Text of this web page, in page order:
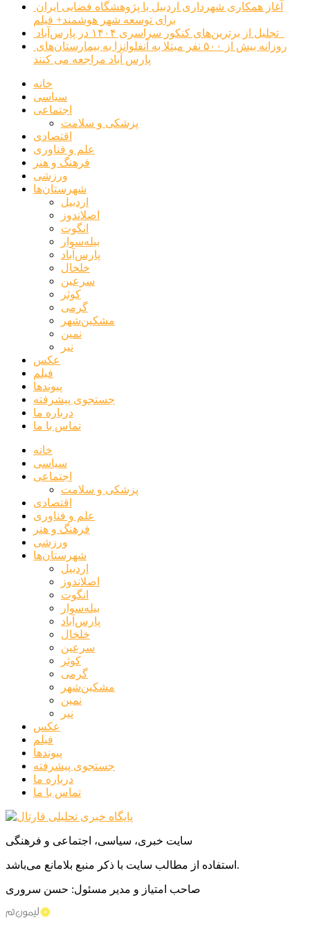
برای توسعه شهر هوشمند+ فیلم
پارس آباد مراجعه می کنند
خانه
سیاسی
اجتماعی
پزشکی و سلامت
اقتصادی
علم و فناوری
فرهنگ و هنر
ورزشی
شهرستان‌ها
اردبیل
اصلاندوز
انگوت
بیله‌سوار
پارس‌آباد
خلخال
سرعین
کوثر
گرمی
مشکین‌شهر
نمین
نیر
عکس
فیلم
پیوندها
جستجوی پیشرفته
درباره ما
تماس با ما
خانه
سیاسی
اجتماعی
پزشکی و سلامت
اقتصادی
علم و فناوری
فرهنگ و هنر
ورزشی
شهرستان‌ها
اردبیل
اصلاندوز
انگوت
بیله‌سوار
پارس‌آباد
خلخال
سرعین
کوثر
گرمی
مشکین‌شهر
نمین
نیر
عکس
فیلم
پیوندها
جستجوی پیشرفته
درباره ما
تماس با ما
سایت خبری، سیاسی، اجتماعی و فرهنگی
استفاده از مطالب سایت با ذکر منبع بلامانع می‌باشد.
صاحب امتیاز و مدیر مسئول: حسن سروری